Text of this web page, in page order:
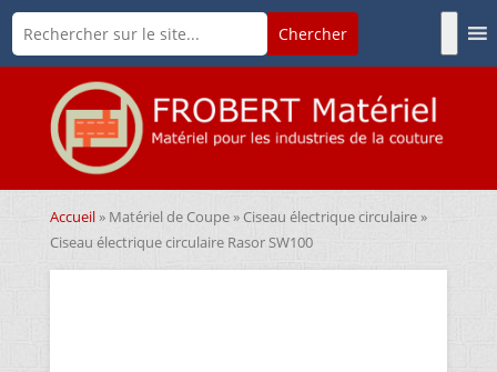
Accueil» Matériel de Coupe»Ciseau électrique circulaire»
Ciseau électrique circulaire Rasor SW100